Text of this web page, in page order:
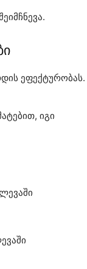
ეფექტურობას.
იგი